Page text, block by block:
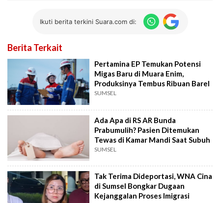
Ikuti berita terkini Suara.com di:
Berita Terkait
Pertamina EP Temukan Potensi
Migas Baru di Muara Enim,
Produksinya Tembus Ribuan Barel
SUMSEL
Ada Apa di RS AR Bunda
Prabumulih? Pasien Ditemukan
Tewas di Kamar Mandi Saat Subuh
SUMSEL
Tak Terima Dideportasi, WNA Cina
di Sumsel Bongkar Dugaan
Kejanggalan Proses Imigrasi